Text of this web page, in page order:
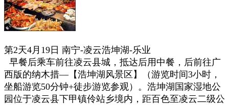
第2天4月19日 南宁-凌云浩坤湖-乐业
早餐后乘车前往凌云县城，抵达后用中餐，后前往广
西版的纳木措—【浩坤湖风景区】（游览时间3小时，
坐船游览50分钟+徒步游览参观）。浩坤湖国家湿地公
园位于凌云县下甲镇伶站乡境内，距百色至凌云二级公